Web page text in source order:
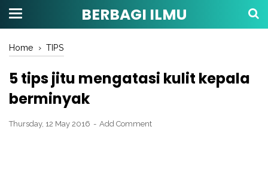
BERBAGI ILMU
Home › TIPS
5 tips jitu mengatasi kulit kepala
berminyak
Thursday, 12 May 2016 Add Comment